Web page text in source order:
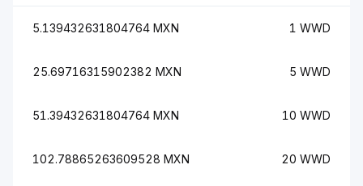
5.139432631804764 MXN 1 WWD
25.69716315902382 MXN 5 WWD
51.39432631804764 MXN 10 WWD
102.78865263609528 MXN 20 WWD